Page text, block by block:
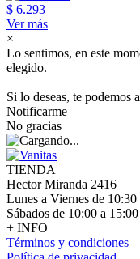
$ 6.293
Ver más
×
Lo sentimos, en este
elegido.
Si lo deseas, te podemos
Notificarme
No gracias
TIENDA
Hector Miranda 2416
Lunes a Viernes de 10:30
Sábados de 10:00 a 15:00
+ INFO
Términos y condiciones